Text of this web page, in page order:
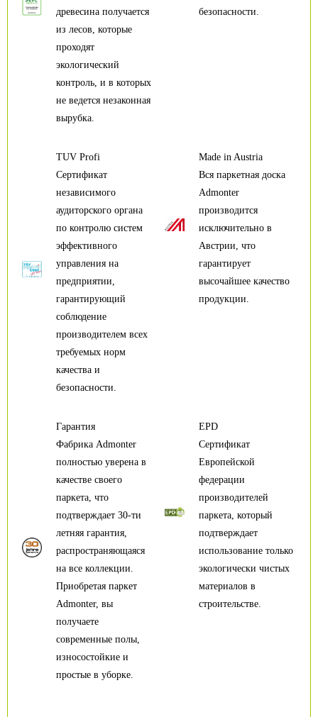
безопасности.
древесина получается
из лесов, которые
проходят
экологический
контроль, и в которых
не ведется незаконная
вырубка.
TUV Profi
Сертификат
независимого
аудиторского органа
по контролю систем
эффективного
управления на
предприятии,
гарантирующий
соблюдение
производителем всех
требуемых норм
качества и
безопасности.
Made in Austria
Вся паркетная доска
Admonter
производится
исключительно в
Австрии, что
гарантирует
высочайшее качество
продукции.
EPD
Сертификат
Европейской
федерации
производителей
паркета, который
подтверждает
использование только
экологически чистых
материалов в
строительстве.
Гарантия
Фабрика Admonter
полностью уверена в
качестве своего
паркета, что
подтверждает 30-ти
летняя гарантия,
распространяющаяся
на все коллекции.
Приобретая паркет
Admonter, вы
получаете
современные полы,
износостойкие и
простые в уборке.